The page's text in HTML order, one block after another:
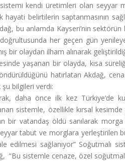
kendi üretimleri olan seyyar
belirtilerin saptanmasının
bu anlamda Kayseri’nin
her geçen gün
bir olaydan ilham alınarak
yaşanan bir olayda, kısa
hatırlatan Akdağ,
bilgileri verdi:
önce ilk kez Türkiye’de
sistemle, özellikle kırsal
bir vatandaş öldü sanılarak
tabut ve morglara yerleştirilen
edilmesi sağlanıyor” Soğutmalı
“Bu sistemle cenaze, özel